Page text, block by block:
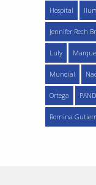
Hospital
Jennifer Rech
Luly
Mundial
Ortega
Romina